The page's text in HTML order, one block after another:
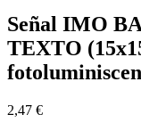
Señal IMO
TEXTO
2,47 €